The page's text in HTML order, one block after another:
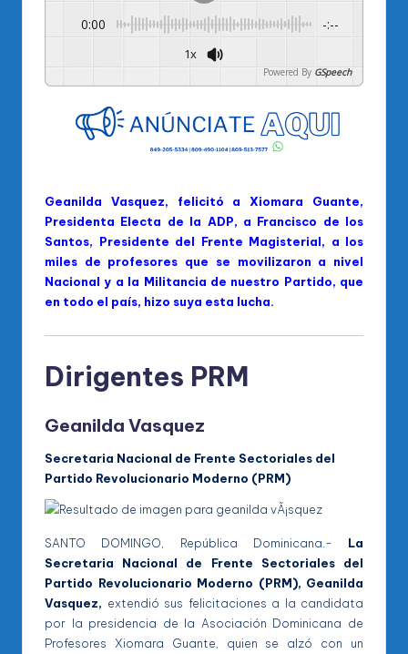
0:00 -:--
1x
Powered By GSpeech
Geanilda Vasquez, felicitó a Xiomara Guante,
Presidenta Electa de la ADP, a Francisco de los
Santos, Presidente del Frente Magisterial, a los
miles de profesores que se movilizaron a nivel
Nacional y a la Militancia de nuestro Partido, que
en todo el país, hizo suya esta lucha.
Dirigentes PRM
Geanilda Vasquez
Secretaria Nacional de Frente Sectoriales del
Partido Revolucionario Moderno (PRM)
SANTO DOMINGO, República Dominicana.- La
Secretaria Nacional de Frente Sectoriales del
Partido Revolucionario Moderno (PRM), Geanilda
Vasquez, extendió sus felicitaciones a la candidata
por la presidencia de la Asociación Dominicana de
Profesores Xiomara Guante, quien se alzó con un